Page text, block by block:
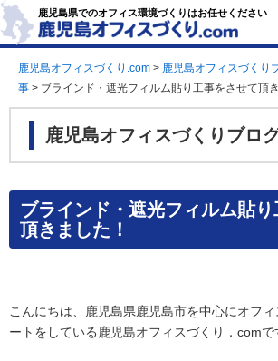
鹿児島県でのオフィス環境づくりはお任せください
鹿児島オフィスづくり.com > 鹿児島オフィスづくり
事 > ブラインド・遮光フィルム貼り工事をさせて頂
鹿児島オフィスづくりブロ
ブラインド・遮光フィルム貼
頂きました！
こんにちは、鹿児島県鹿児島市を中心にオフ
ートをしている鹿児島オフィスづくり．comで